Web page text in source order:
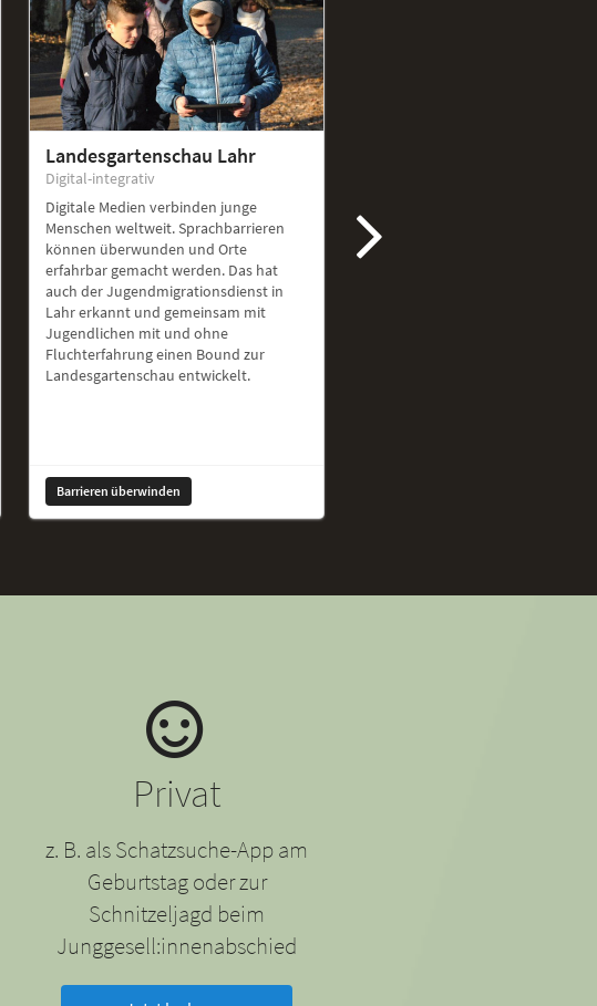
Landesgartenschau Lahr
Digital-integrativ
Digitale Medien verbinden junge
Menschen weltweit. Sprachbarrieren
können überwunden und Orte
erfahrbar gemacht werden. Das hat
auch der Jugendmigrationsdienst in
Lahr erkannt und gemeinsam mit
Jugendlichen mit und ohne
Fluchterfahrung einen Bound zur
Landesgartenschau entwickelt.
Barrieren überwinden
Privat
z. B. als Schatzsuche-App am
Geburtstag oder zur
Schnitzeljagd beim
Junggesell:innenabschied